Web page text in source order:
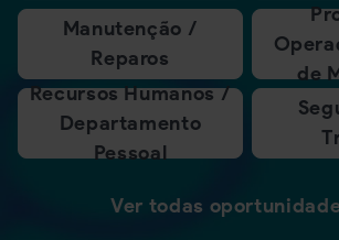
Manutenção /
Reparos
de
Recursos Humanos /
Departamento
Pessoal
Ver todas